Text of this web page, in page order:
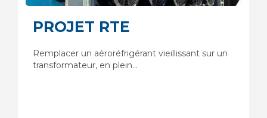
PROJET RTE
Remplacer un aéroréfrigérant vieillissant sur un
transformateur, en plein…